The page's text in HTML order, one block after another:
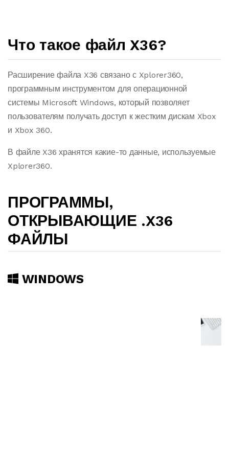
Что такое файл X36?
Расширение файла X36 связано с Xplorer360,
программным инструментом для операционной
системы Microsoft Windows, который позволяет
пользователям получать доступ к жестким дискам Xbox
и Xbox 360.
В файле X36 хранятся какие-то данные, используемые
Xplorer360.
ПРОГРАММЫ,
ОТКРЫВАЮЩИЕ .X36
ФАЙЛЫ
WINDOWS